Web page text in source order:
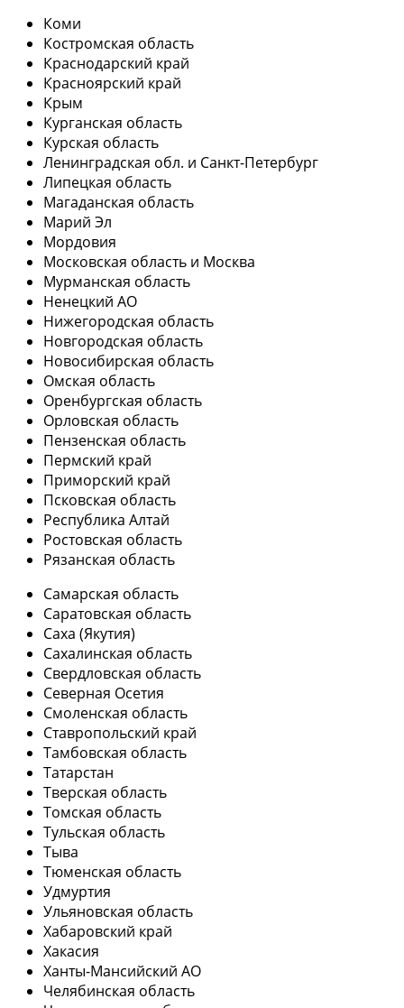
Коми
Костромская область
Краснодарский край
Красноярский край
Крым
Курганская область
Курская область
Ленинградская обл. и Санкт-Петербург
Липецкая область
Магаданская область
Марий Эл
Мордовия
Московская область и Москва
Мурманская область
Ненецкий АО
Нижегородская область
Новгородская область
Новосибирская область
Омская область
Оренбургская область
Орловская область
Пензенская область
Пермский край
Приморский край
Псковская область
Республика Алтай
Ростовская область
Рязанская область
Самарская область
Саратовская область
Саха (Якутия)
Сахалинская область
Свердловская область
Северная Осетия
Смоленская область
Ставропольский край
Тамбовская область
Татарстан
Тверская область
Томская область
Тульская область
Тыва
Тюменская область
Удмуртия
Ульяновская область
Хабаровский край
Хакасия
Ханты-Мансийский АО
Челябинская область